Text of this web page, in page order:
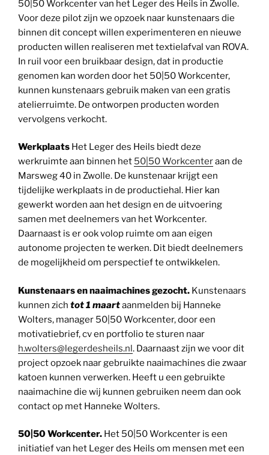
50|50 Workcenter van het Leger des Heils in Zwolle.
Voor deze pilot zijn we opzoek naar kunstenaars die
binnen dit concept willen experimenteren en nieuwe
producten willen realiseren met textielafval van ROVA.
In ruil voor een bruikbaar design, dat in productie
genomen kan worden door het 50|50 Workcenter,
kunnen kunstenaars gebruik maken van een gratis
atelierruimte. De ontworpen producten worden
vervolgens verkocht.
Werkplaats Het Leger des Heils biedt deze
werkruimte aan binnen het 50|50 Workcenteraan de
Marsweg 40 in Zwolle. De kunstenaar krijgt een
tijdelijke werkplaats in de productiehal. Hier kan
gewerkt worden aan het design en de uitvoering
samen met deelnemers van het Workcenter.
Daarnaast is er ook volop ruimte om aan eigen
autonome projecten te werken. Dit biedt deelnemers
de mogelijkheid om perspectief te ontwikkelen.
Kunstenaars en naaimachines gezocht. Kunstenaars
kunnen zich tot 1 maartaanmelden bij Hanneke
Wolters, manager 50|50 Workcenter, door een
motivatiebrief, cv en portfolio te sturen naar
h.wolters@legerdesheils.nl. Daarnaast zijn we voor dit
project opzoek naar gebruikte naaimachines die zwaar
katoen kunnen verwerken. Heeft u een gebruikte
naaimachine die wij kunnen gebruiken neem dan ook
contact op met Hanneke Wolters.
50|50 Workcenter. Het 50|50 Workcenter is een
initiatief van het Leger des Heils om mensen met een